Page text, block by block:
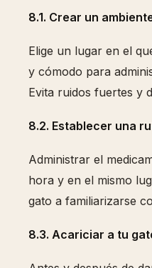
8.1. Crear un
Elige un lugar en el
y cómodo para
Evita ruidos fuertes y
8.2. Establecer una
Administrar el
hora y en el mismo
gato a familiarizarse
8.3. Acariciar a tu